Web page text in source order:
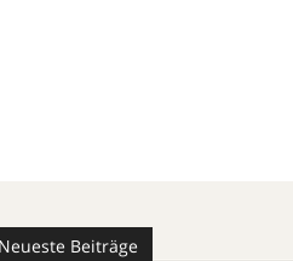
Neueste Beiträge